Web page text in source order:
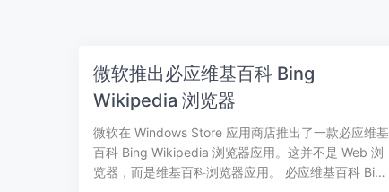
微软推出必应维基百科 Bing
Wikipedia 浏览器
微软在 Windows Store 应用商店推出了一款必应维基
百科 Bing Wikipedia 浏览器应用。这并不是 Web 浏
览器，而是维基百科浏览器应用。 必应维基百科 Bi…